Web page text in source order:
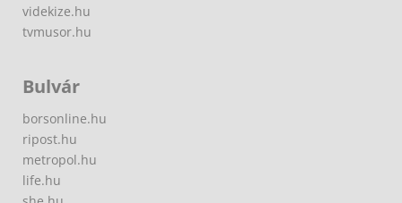
videkize.hu
tvmusor.hu
Bulvár
borsonline.hu
ripost.hu
metropol.hu
life.hu